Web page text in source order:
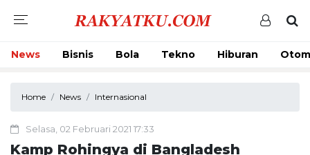
News Bisnis Bola Tekno Hiburan
Home News Internasional
Selasa, 02 Februari 2021 17:33
Kamp Rohingya di Bangladesh